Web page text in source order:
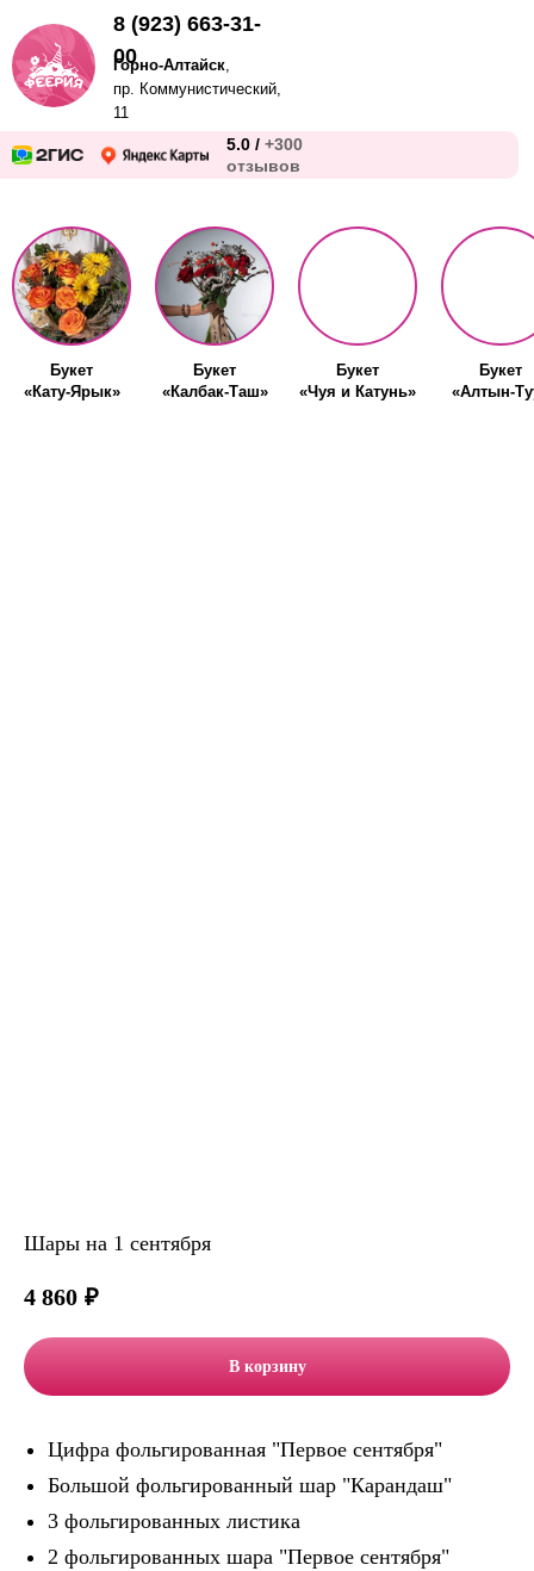
5.0 / +300
отзывов
Горно-Алтайск,
пр. Коммунистический,
11
8 (923) 663-31-
00
Букет
«Кату-Ярык»
Букет
«Калбак-Таш»
Букет
«Чуя и Катунь»
Букет
«Алтын-
Шары на 1 сентября
4 860 ₽
В корзину
Цифра фольгированная "Первое сентября"
Большой фольгированный шар "Карандаш"
3 фольгированных листика
2 фольгированных шара "Первое сентября"